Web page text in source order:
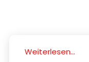
Weiterlesen...